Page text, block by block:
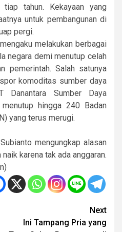
tahun. Kekayaan yang
untuk pembangunan di
pergi.
melakukan berbagai
negara demi menutup celah
pemerintah. Salah satunya
komoditas sumber daya
Danantara Sumber Daya
hingga 240 Badan
yang terus merugi.
mengungkap alasan
karena tak ada anggaran.
Next
Ini Tampang Pria yang